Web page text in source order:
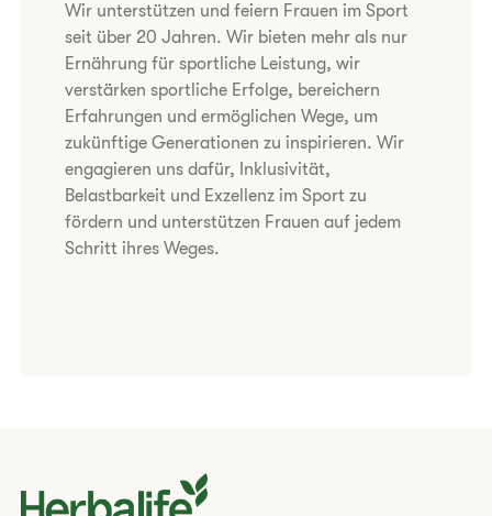
Wir unterstützen und feiern Frauen im Sport
seit über 20 Jahren. Wir bieten mehr als nur
Ernährung für sportliche Leistung, wir
verstärken sportliche Erfolge, bereichern
Erfahrungen und ermöglichen Wege, um
zukünftige Generationen zu inspirieren. Wir
engagieren uns dafür, Inklusivität,
Belastbarkeit und Exzellenz im Sport zu
fördern und unterstützen Frauen auf jedem
Schritt ihres Weges.